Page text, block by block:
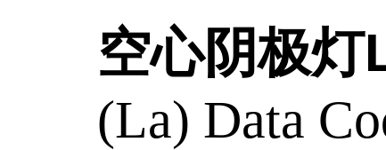
空心阴极灯
(La) Data